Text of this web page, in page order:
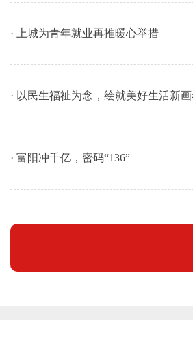
· 上城为青年就业再推暖心举措
· 以民生福祉为念，绘就美好生活新
· 富阳冲千亿，密码“136”